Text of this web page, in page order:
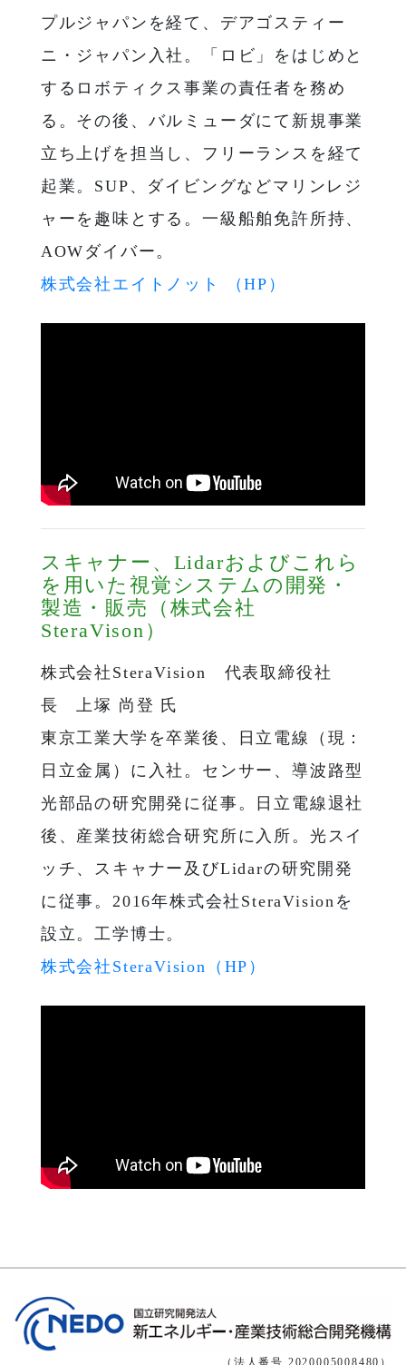
プルジャパンを経て、デアゴスティー
ニ・ジャパン入社。「ロビ」をはじめと
するロボティクス事業の責任者を務め
る。その後、バルミューダにて新規事業
立ち上げを担当し、フリーランスを経て
起業。SUP、ダイビングなどマリンレジ
ャーを趣味とする。一級船舶免許所持、
AOWダイバー。
株式会社エイトノット （HP）
スキャナー、Lidarおよびこれら
を用いた視覚システムの開発・
製造・販売（株式会社
SteraVison）
株式会社SteraVision 代表取締役社
長 上塚 尚登 氏
東京工業大学を卒業後、日立電線（現：
日立金属）に入社。センサー、導波路型
光部品の研究開発に従事。日立電線退社
後、産業技術総合研究所に入所。光スイ
ッチ、スキャナー及びLidarの研究開発
に従事。2016年株式会社SteraVisionを
設立。工学博士。
株式会社SteraVision（HP）
（法人番号 2020005008480）